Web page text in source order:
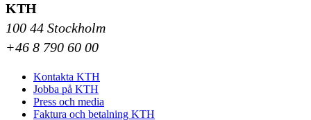
KTH
100 44 Stockholm
+46 8 790 60 00
Kontakta KTH
Jobba på KTH
Press och media
Faktura och betalning KTH